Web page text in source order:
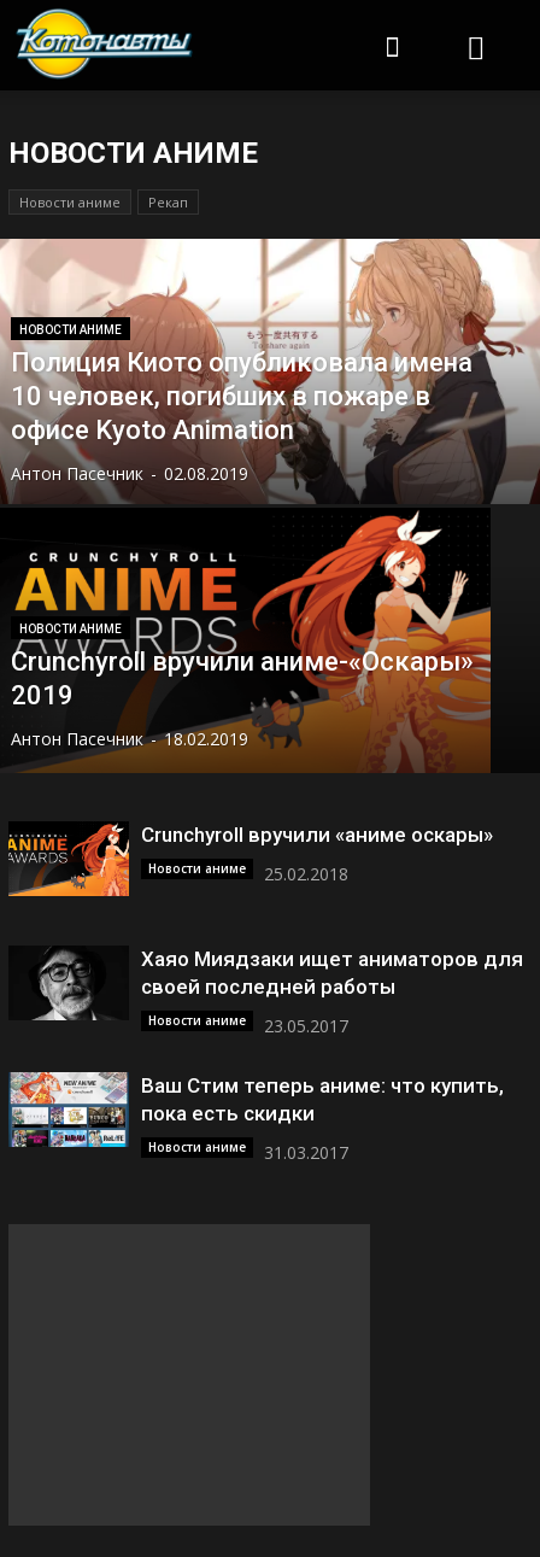
НОВОСТИ АНИМЕ
Новости аниме Рекап
НОВОСТИ АНИМЕ
Полиция Киото опубликовала имена
10 человек, погибших в пожаре в
офисе Kyoto Animation
Антон Пасечник - 02.08.2019
НОВОСТИ АНИМЕ
Crunchyroll вручили аниме-«Оскары»
2019
Антон Пасечник - 18.02.2019
Crunchyroll вручили «аниме оскары»
Новости аниме 25.02.2018
Хаяо Миядзаки ищет аниматоров для
своей последней работы
Новости аниме 23.05.2017
Ваш Стим теперь аниме: что купить,
пока есть скидки
Новости аниме 31.03.2017